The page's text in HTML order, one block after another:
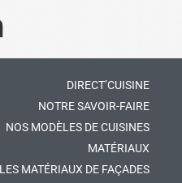
DIRECT’CUISINE
NOTRE SAVOIR-FAIRE
NOS MODÈLES DE CUISINES
MATÉRIAUX
LES MATÉRIAUX DE FAÇADES